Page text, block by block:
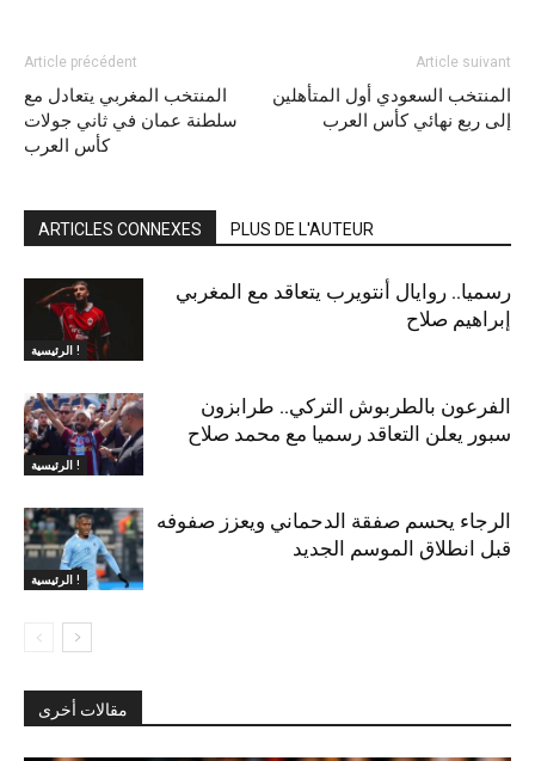
Article précédent
المنتخب المغربي يتعادل مع
سلطنة عمان في ثاني جولات
كأس العرب
Article suivant
المنتخب السعودي أول المتأهلين
إلى ربع نهائي كأس العرب
ARTICLES CONNEXES PLUS DE L'AUTEUR
الرئيسية !
رسميا.. روايال أنتويرب يتعاقد مع المغربي
إبراهيم صلاح
الرئيسية !
الفرعون بالطربوش التركي.. طرابزون
سبور يعلن التعاقد رسميا مع محمد صلاح
الرئيسية !
الرجاء يحسم صفقة الدحماني ويعزز صفوفه
قبل انطلاق الموسم الجديد
مقالات أخرى